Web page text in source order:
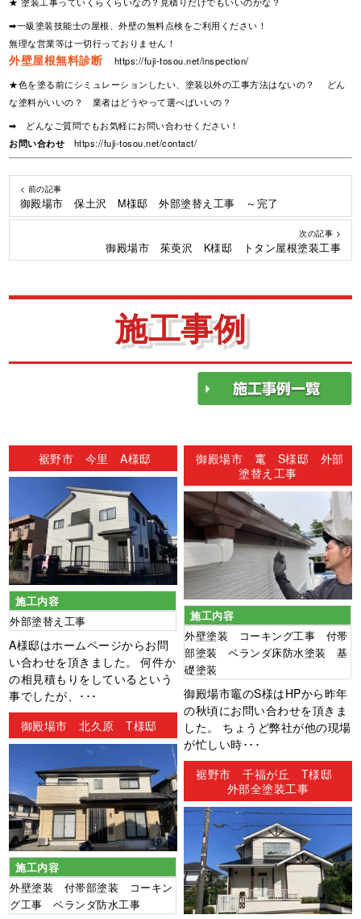
➡一級塗装技能士の屋根、外壁の無料点検をご利用ください！
無理な営業等は一切行っておりません！
外壁屋根無料診断
https://fuji-tosou.net/inspection/
★色を塗る前にシミュレーションしたい、塗装以外の工事方法はないの？ どん
な塗料がいいの？ 業者はどうやって選べばいいの？
➡ どんなご質問でもお気軽にお問い合わせください！
お問い合わせ
https://fuji-tosou.net/contact/
< 前の記事
御殿場市 保土沢 M様邸 外部塗替え工事 ～完了
次の記事 >
御殿場市 茱萸沢 K様邸 トタン屋根塗装工事
施工事例
裾野市 今里 A様邸
施工内容
外部塗替え工事
A様邸はホームページからお問
い合わせを頂きました。 何件か
の相見積もりをしているという
事でしたが、･･･
御殿場市 竃 S様邸 外部
塗替え工事
施工内容
外壁塗装 コーキング工事 付帯
部塗装 ベランダ床防水塗装 基
礎塗装
御殿場市竈のS様はHPから昨年
の秋頃にお問い合わせを頂きま
した。 ちょうど弊社が他の現場
が忙しい時･･･
御殿場市 北久原 T様邸
施工内容
外壁塗装 付帯部塗装 コーキン
グ工事 ベランダ防水工事
裾野市 千福が丘 T様邸
外部全塗装工事